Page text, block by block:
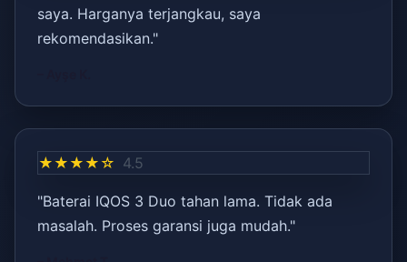
saya. Harganya terjangkau, saya
rekomendasikan."
★★★★☆ 4.5
"Baterai IQOS 3 Duo tahan lama. Tidak ada
masalah. Proses garansi juga mudah."